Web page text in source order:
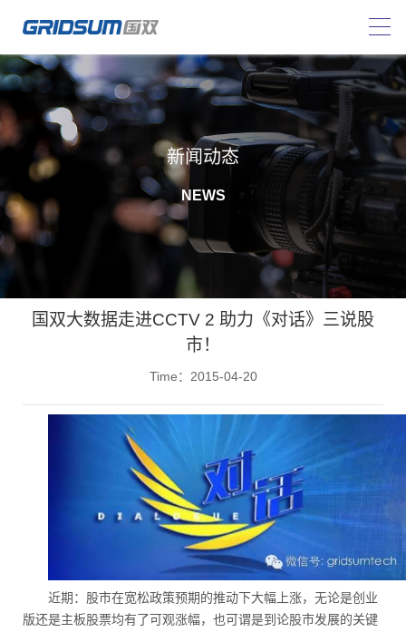
新闻动态
NEWS
国双大数据走进CCTV 2 助力《对话》三说股
市！
Time：2015-04-20
近期：股市在宽松政策预期的推动下大幅上涨，无论是创业
版还是主板股票均有了可观涨幅，也可谓是到论股市发展的关键